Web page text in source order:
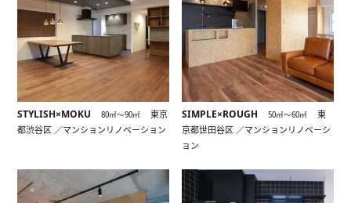
STYLISH×MOKU 80㎡〜90㎡
東京
都渋谷区 ／マンションリノベーション
SIMPLE×ROUGH 50㎡〜60㎡
東
京都世田谷区 ／マンションリノベーシ
ョン